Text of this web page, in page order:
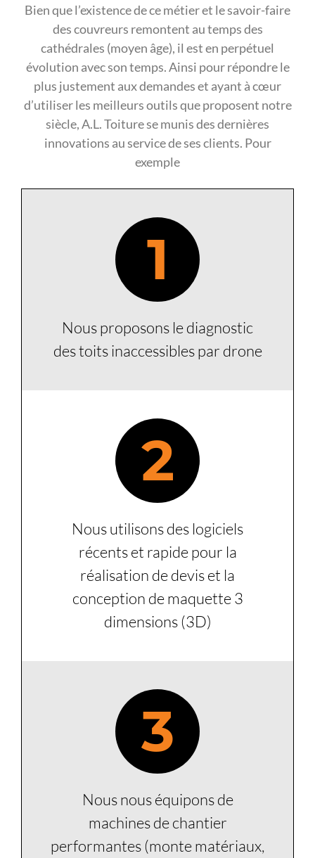
Bien que l’existence de ce métier et le savoir-faire
des couvreurs remontent au temps des
cathédrales (moyen âge), il est en perpétuel
évolution avec son temps. Ainsi pour répondre le
plus justement aux demandes et ayant à cœur
d’utiliser les meilleurs outils que proposent notre
siècle, A.L. Toiture se munis des dernières
innovations au service de ses clients. Pour
exemple
1
Nous proposons le diagnostic
des toits inaccessibles par drone
2
Nous utilisons des logiciels
récents et rapide pour la
réalisation de devis et la
conception de maquette 3
dimensions (3D)
3
Nous nous équipons de
machines de chantier
performantes (monte matériaux,